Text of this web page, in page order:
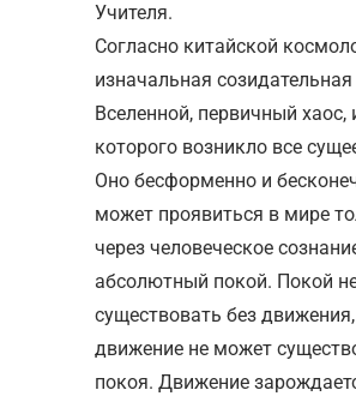
Учителя.
Согласно китайской
изначальная созидательная
Вселенной, первичный хаос,
которого возникло все
Оно бесформенно и
может проявиться в мире
через человеческое
абсолютный покой. Покой
существовать без движения,
движение не может
покоя. Движение